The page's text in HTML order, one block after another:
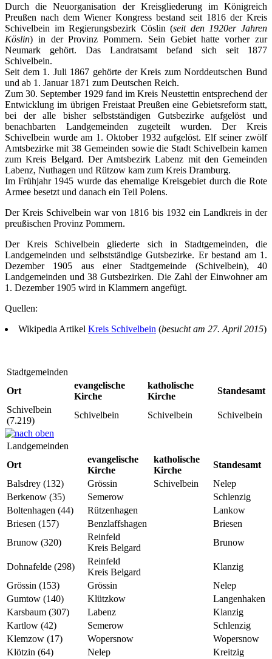
Durch die Neuorganisation der Kreisgliederung im Königreich
Preußen nach dem Wiener Kongress bestand seit 1816 der Kreis
Schivelbein im Regierungsbezirk Cöslin (seit den 1920er Jahren
Köslin) in der Provinz Pommern. Sein Gebiet hatte vorher zur
Neumark gehört. Das Landratsamt befand sich seit 1877
Schivelbein.
Seit dem 1. Juli 1867 gehörte der Kreis zum Norddeutschen Bund
und ab 1. Januar 1871 zum Deutschen Reich.
Zum 30. September 1929 fand im Kreis Neustettin entsprechend der
Entwicklung im übrigen Freistaat Preußen eine Gebietsreform statt,
bei der alle bisher selbstständigen Gutsbezirke aufgelöst und
benachbarten Landgemeinden zugeteilt wurden. Der Kreis
Schivelbein wurde am 1. Oktober 1932 aufgelöst. Elf seiner zwölf
Amtsbezirke mit 38 Gemeinden sowie die Stadt Schivelbein kamen
zum Kreis Belgard. Der Amtsbezirk Labenz mit den Gemeinden
Labenz, Nuthagen und Rützow kam zum Kreis Dramburg.
Im Frühjahr 1945 wurde das ehemalige Kreisgebiet durch die Rote
Armee besetzt und danach ein Teil Polens.
Der Kreis Schivelbein war von 1816 bis 1932 ein Landkreis in der
preußischen Provinz Pommern.
Der Kreis Schivelbein gliederte sich in Stadtgemeinden, die
Landgemeinden und selbstständige Gutsbezirke. Er bestand am 1.
Dezember 1905 aus einer Stadtgemeinde (Schivelbein), 40
Landgemeinden und 38 Gutsbezirken. Die Zahl der Einwohner am
1. Dezember 1905 wird in Klammern angefügt.
Quellen:
Wikipedia Artikel Kreis Schivelbein (besucht am 27. April 2015)
Stadtgemeinden
Ort
evangelische
Kirche
katholische
Kirche
Standesamt
Schivelbein
(7.219)
Schivelbein Schivelbein Schivelbein
Landgemeinden
Ort
evangelische
Kirche
katholische
Kirche
Standesamt
Balsdrey (132)
Grössin Schivelbein
Nelep
Berkenow (35)
Semerow
Schlenzig
Boltenhagen (44)
Rützenhagen
Lankow
Briesen (157)
Benzlaffshagen
Briesen
Brunow (320)
Reinfeld
Kreis Belgard
Brunow
Dohnafelde (298)
Reinfeld
Kreis Belgard
Klanzig
Grössin (153)
Grössin
Nelep
Gumtow (140)
Klützkow
Langenhaken
Karsbaum (307)
Labenz
Klanzig
Kartlow (42)
Semerow
Schlenzig
Klemzow (17)
Wopersnow
Wopersnow
Klötzin (64)
Nelep Kreitzig